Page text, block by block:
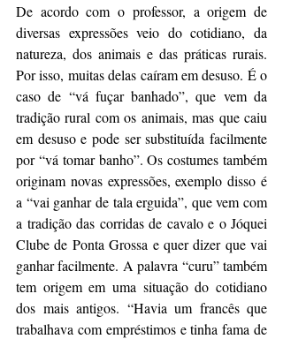
De acordo com o professor, a origem de
diversas expressões veio do cotidiano, da
natureza, dos animais e das práticas rurais.
Por isso, muitas delas caíram em desuso. É o
caso de “vá fuçar banhado”, que vem da
tradição rural com os animais, mas que caiu
em desuso e pode ser substituída facilmente
por “vá tomar banho”. Os costumes também
originam novas expressões, exemplo disso é
a “vai ganhar de tala erguida”, que vem com
a tradição das corridas de cavalo e o Jóquei
Clube de Ponta Grossa e quer dizer que vai
ganhar facilmente. A palavra “curu” também
tem origem em uma situação do cotidiano
dos mais antigos. “Havia um francês que
trabalhava com empréstimos e tinha fama de